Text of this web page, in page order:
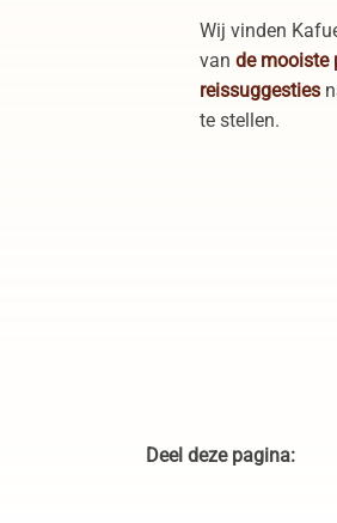
Wij vinden
van de mooiste
reissuggesties
te stellen.
Deel deze pagina: